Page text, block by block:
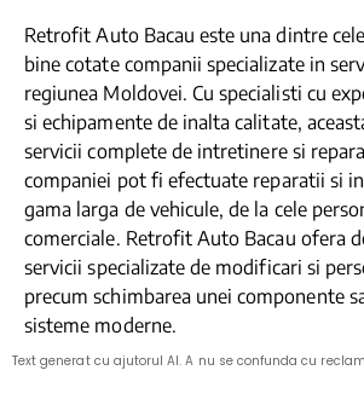
Retrofit Auto Bacau este una dintre
bine cotate companii specializate in
regiunea Moldovei. Cu specialisti cu
si echipamente de inalta calitate,
servicii complete de intretinere si
companiei pot fi efectuate reparatii si
gama larga de vehicule, de la cele
comerciale. Retrofit Auto Bacau ofera
servicii specializate de modificari si
precum schimbarea unei componente
sisteme moderne.
Text generat cu ajutorul AI. A nu se confunda cu